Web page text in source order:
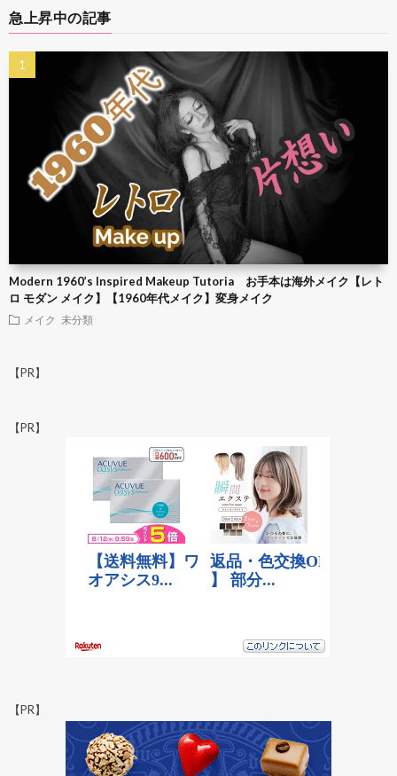
急上昇中の記事
Modern 1960’s Inspired Makeup Tutoria お手本は海外メイク【レト
ロ モダン メイク】【1960年代メイク】変身メイク
メイク 未分類
【PR】
【PR】
【PR】